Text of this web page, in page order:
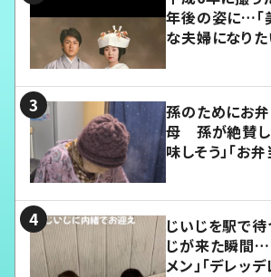
年後の姿に…「
な夫婦になりた
孫のためにお
母 孫が絶賛し
味しそう」「お
じいじを駅で
じが来た瞬間…
メン」「デレッ